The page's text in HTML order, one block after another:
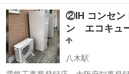
賜ります。 標準取り付け工事費用
いております。取り外しのみは
す。冷媒補充等5000円...
京都 南丹市 電
②IH コンセン
ン エコキュ
八木駅